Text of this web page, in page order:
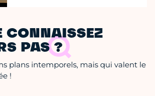
CONNAISSEZ
PAS ?
plans intemporels, mais qui valent le
!